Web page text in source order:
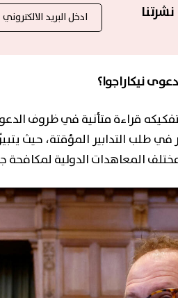
نيكاراجوا؟
قراءة متأنية في ظروف
في طلب التدابير المؤقتة، حيث
المعاهدات الدولية لمكافحة